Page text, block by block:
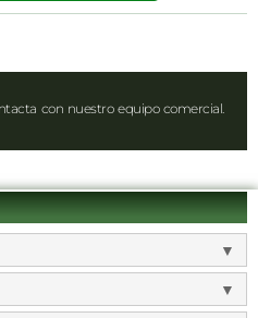
con nuestro equipo comercial.